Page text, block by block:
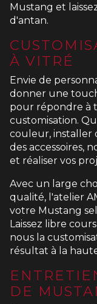
Mustang et
d'antan.
À VITRÉ
Envie de
donner une
pour répondre à
customisation.
couleur, installer
des accessoires,
et réaliser vos
Avec un large
qualité, l'atelier
votre Mustang
Laissez libre
nous la
résultat à la
DE